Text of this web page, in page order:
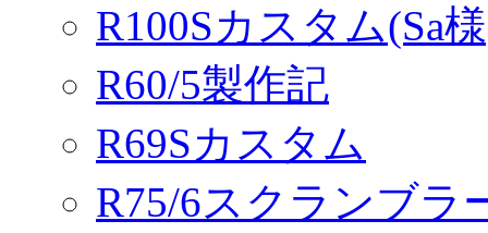
R100Sカスタム(Sa
R60/5製作記
R69Sカスタム
R75/6スクランブラ